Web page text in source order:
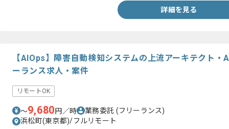
詳細を見る
【AIOps】障害自動検知システムの上流アーキテクト
ーランス求人・案件
リモートOK
〜9,680円／時 業務委託 (フリーランス)
浜松町(東京都)/フルリモート